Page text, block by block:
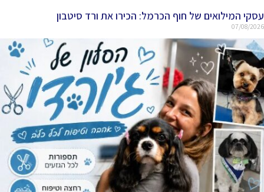
עסקי המילואים של חוף הכרמל: הכירו את ורד סיטבון
07/08/2026